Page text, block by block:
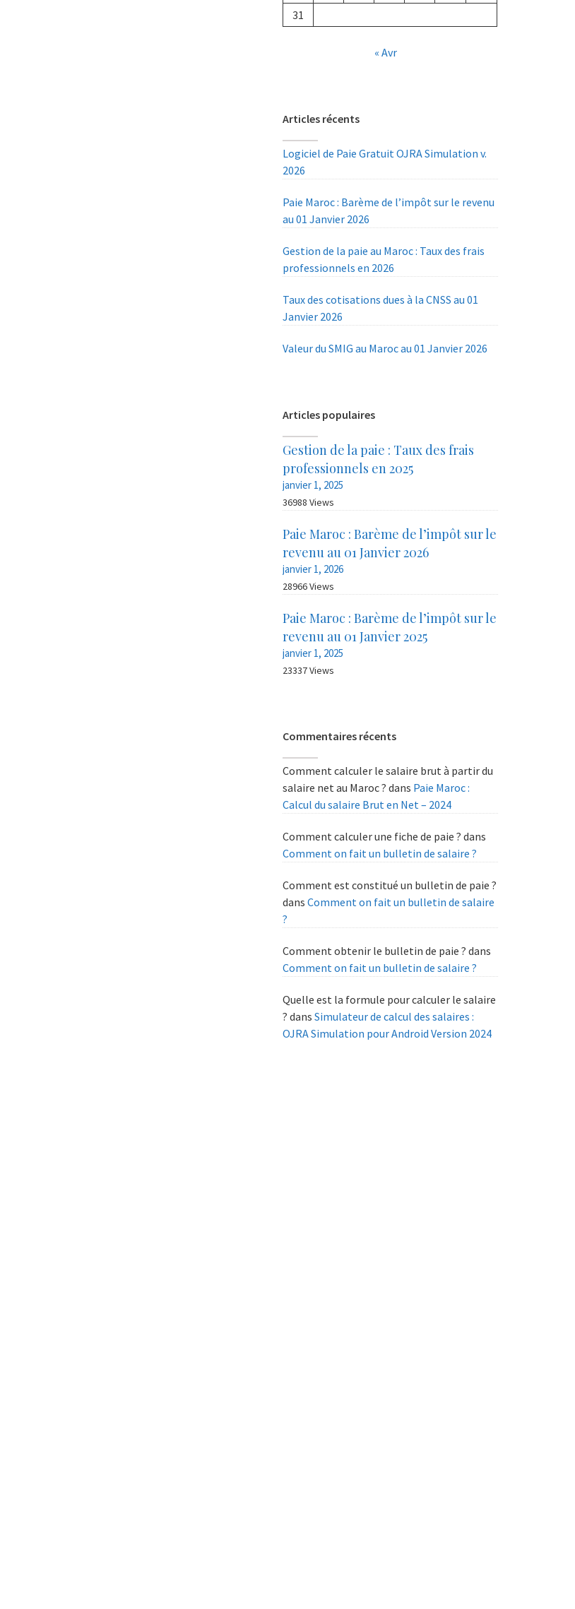
31
« Avr
Articles récents
Logiciel de Paie Gratuit OJRA Simulation v.
2026
Paie Maroc : Barème de l’impôt sur le revenu
au 01 Janvier 2026
Gestion de la paie au Maroc : Taux des frais
professionnels en 2026
Taux des cotisations dues à la CNSS au 01
Janvier 2026
Valeur du SMIG au Maroc au 01 Janvier 2026
Articles populaires
Gestion de la paie : Taux des frais
professionnels en 2025
janvier 1, 2025
36988 Views
Paie Maroc : Barème de l’impôt sur le
revenu au 01 Janvier 2026
janvier 1, 2026
28966 Views
Paie Maroc : Barème de l’impôt sur le
revenu au 01 Janvier 2025
janvier 1, 2025
23337 Views
Commentaires récents
Comment calculer le salaire brut à partir du
salaire net au Maroc ? dans Paie Maroc :
Calcul du salaire Brut en Net – 2024
Comment calculer une fiche de paie ? dans
Comment on fait un bulletin de salaire ?
Comment est constitué un bulletin de paie ?
dansComment on fait un bulletin de salaire
?
Comment obtenir le bulletin de paie ? dans
Comment on fait un bulletin de salaire ?
Quelle est la formule pour calculer le salaire
? dansSimulateur de calcul des salaires :
OJRA Simulation pour Android Version 2024